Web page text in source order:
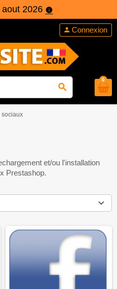
2026 info
search
person Connexion
0
sociaux
et/ou l'installation
Prestashop.